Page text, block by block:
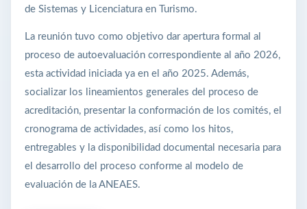
de Sistemas y Licenciatura en Turismo.
La reunión tuvo como objetivo dar apertura formal al
proceso de autoevaluación correspondiente al año 2026,
esta actividad iniciada ya en el año 2025. Además,
socializar los lineamientos generales del proceso de
acreditación, presentar la conformación de los comités, el
cronograma de actividades, así como los hitos,
entregables y la disponibilidad documental necesaria para
el desarrollo del proceso conforme al modelo de
evaluación de la ANEAES.